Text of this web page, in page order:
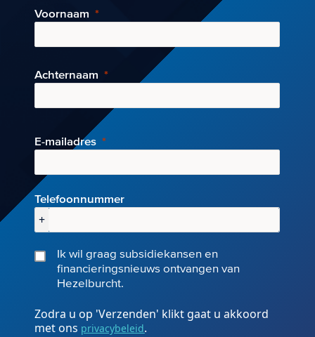
Voornaam
Achternaam
E-mailadres
Telefoonnummer
+
Ik wil graag subsidiekansen en
financieringsnieuws ontvangen van
Hezelburcht.
Zodra u op 'Verzenden' klikt gaat u akkoord
met ons privacybeleid.